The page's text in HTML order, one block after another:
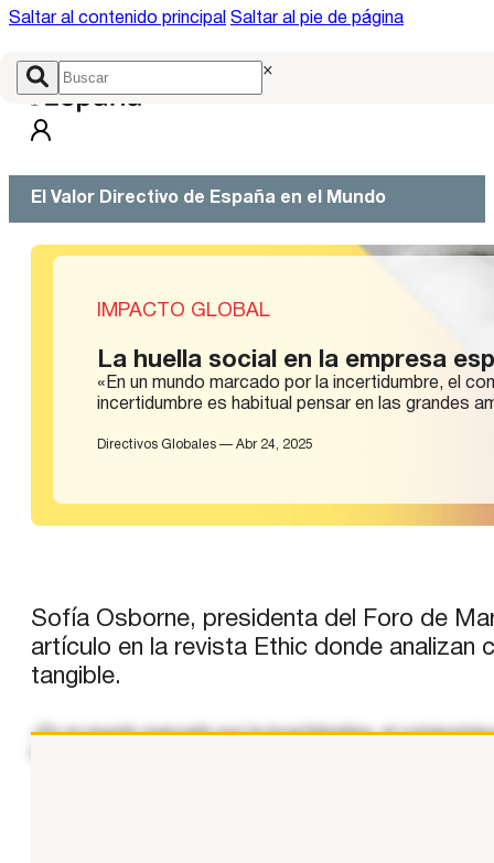
Saltar al contenido principal Saltar al pie de página
×
El Valor Directivo de España en el Mundo
IMPACTO GLOBAL
La huella social en la empresa
«En un mundo marcado por la incertidumbre, el
incertidumbre es habitual pensar en las grandes
Directivos Globales — Abr 24, 2025
Sofía Osborne, presidenta del Foro de
artículo en la revista Ethic donde analizan
tangible.
«En un mundo marcado por la incertidumbre, el